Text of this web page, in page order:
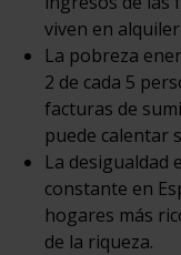
viven en
La pobreza
2 de cada 5
facturas de
puede calentar
La desigualdad
constante en
hogares más
de la riqueza.